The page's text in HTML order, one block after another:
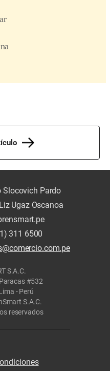
Slocovich Pardo
Ugaz Oscanoa
311 6500
S.A.C.
#532
- Perú
S.A.C.
reservados